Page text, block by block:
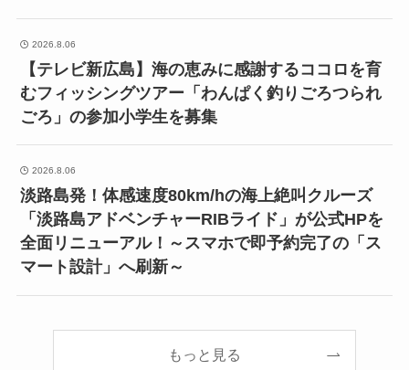
2026.8.06
【テレビ新広島】海の恵みに感謝するココロを育
むフィッシングツアー「わんぱく釣りごろつられ
ごろ」の参加小学生を募集
2026.8.06
淡路島発！体感速度80km/hの海上絶叫クルーズ
「淡路島アドベンチャーRIBライド」が公式HPを
全面リニューアル！～スマホで即予約完了の「ス
マート設計」へ刷新～
もっと見る